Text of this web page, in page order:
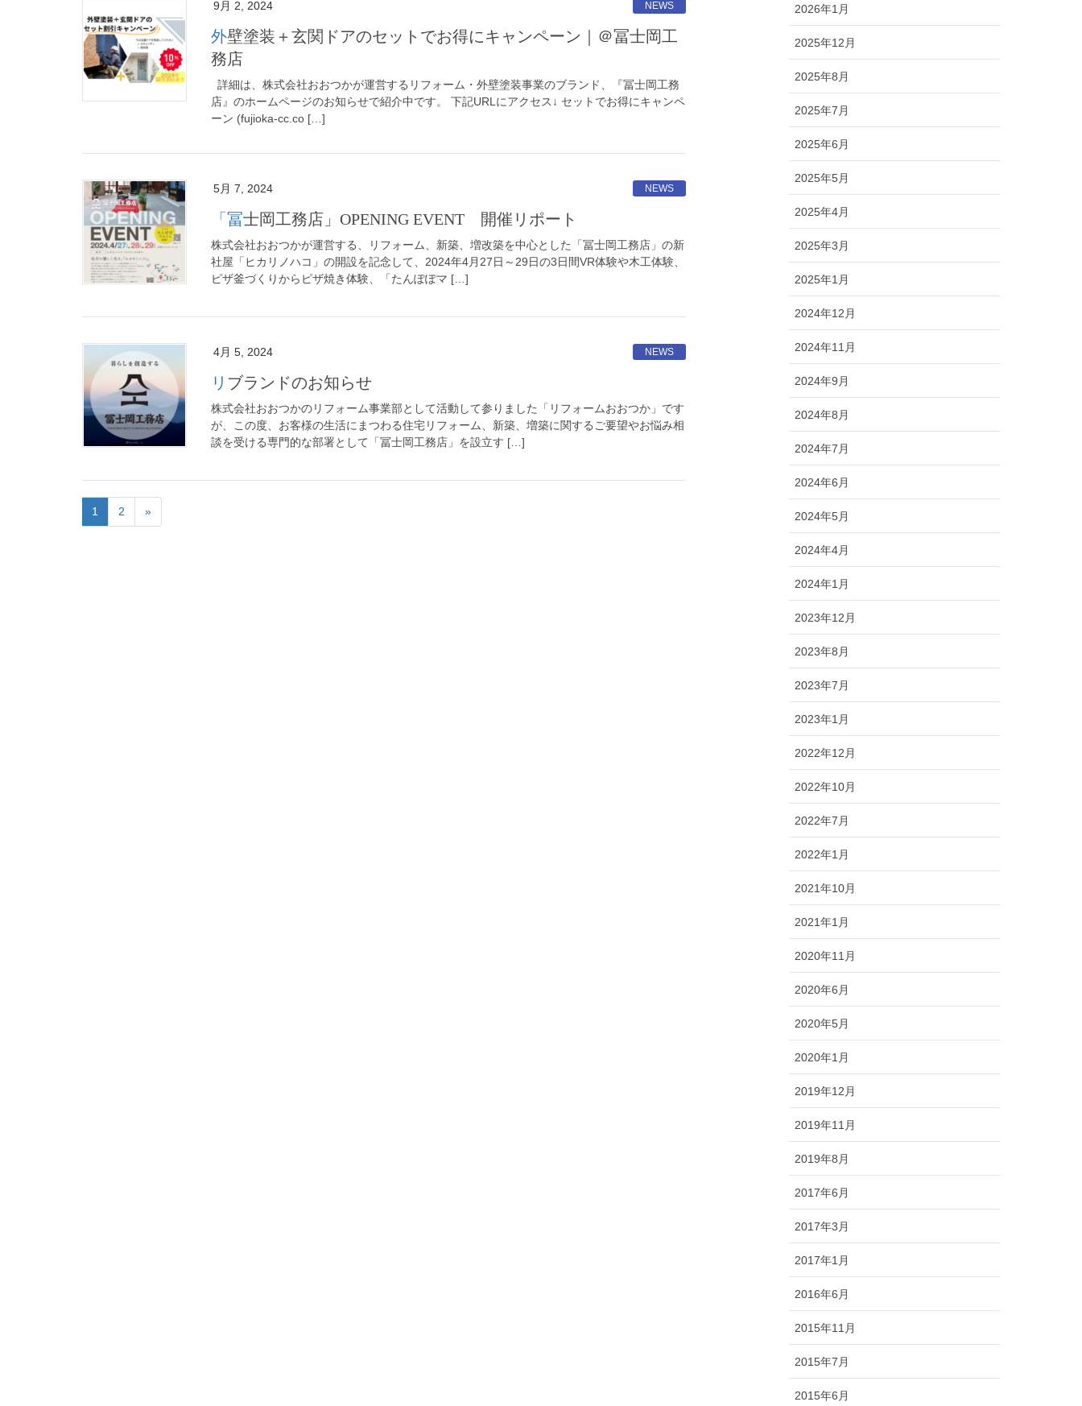
9月 2, 2024 NEWS
外壁塗装＋玄関ドアのセットでお得にキャンペーン｜＠冨士岡工
務店
詳細は、株式会社おおつかが運営するリフォーム・外壁塗装事業のブランド、『冨士岡工務
店』のホームページのお知らせで紹介中です。 下記URLにアクセス↓ セットでお得にキャンペ
ーン (fujioka-cc.co […]
5月 7, 2024 NEWS
「冨士岡工務店」OPENING EVENT 開催リポート
株式会社おおつかが運営する、リフォーム、新築、増改築を中心とした「冨士岡工務店」の新
社屋「ヒカリノハコ」の開設を記念して、2024年4月27日～29日の3日間VR体験や木工体験、
ピザ釜づくりからピザ焼き体験、「たんぽぽマ […]
4月 5, 2024 NEWS
リブランドのお知らせ
株式会社おおつかのリフォーム事業部として活動して参りました「リフォームおおつか」です
が、この度、お客様の生活にまつわる住宅リフォーム、新築、増築に関するご要望やお悩み相
談を受ける専門的な部署として「冨士岡工務店」を設立す […]
1 2 »
2026年1月
2025年12月
2025年8月
2025年7月
2025年6月
2025年5月
2025年4月
2025年3月
2025年1月
2024年12月
2024年11月
2024年9月
2024年8月
2024年7月
2024年6月
2024年5月
2024年4月
2024年1月
2023年12月
2023年8月
2023年7月
2023年1月
2022年12月
2022年10月
2022年7月
2022年1月
2021年10月
2021年1月
2020年11月
2020年6月
2020年5月
2020年1月
2019年12月
2019年11月
2019年8月
2017年6月
2017年3月
2017年1月
2016年6月
2015年11月
2015年7月
2015年6月